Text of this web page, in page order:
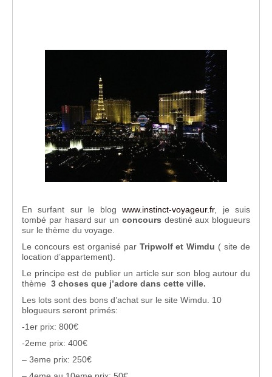
En surfant sur le blogwww.instinct-voyageur.fr, je suis
tombé par hasard sur un concours destiné aux blogueurs
sur le thème du voyage.
Le concours est organisé par Tripwolf etWimdu ( site de
location d’appartement).
Le principe est de publier un article sur son blog autour du
thème 3 choses que j’adore dans cette ville.
Les lots sont des bons d’achat sur le site Wimdu. 10
blogueurs seront primés:
-1er prix: 800€
-2eme prix: 400€
– 3eme prix: 250€